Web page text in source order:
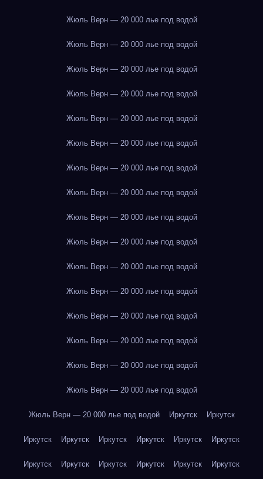
Жюль Верн — 20 000 лье под водой
Жюль Верн — 20 000 лье под водой
Жюль Верн — 20 000 лье под водой
Жюль Верн — 20 000 лье под водой
Жюль Верн — 20 000 лье под водой
Жюль Верн — 20 000 лье под водой
Жюль Верн — 20 000 лье под водой
Жюль Верн — 20 000 лье под водой
Жюль Верн — 20 000 лье под водой
Жюль Верн — 20 000 лье под водой
Жюль Верн — 20 000 лье под водой
Жюль Верн — 20 000 лье под водой
Жюль Верн — 20 000 лье под водой
Жюль Верн — 20 000 лье под водой
Жюль Верн — 20 000 лье под водой
Жюль Верн — 20 000 лье под водой
Жюль Верн — 20 000 лье под водой Иркутск Иркутск
Иркутск Иркутск Иркутск Иркутск Иркутск Иркутск
Иркутск Иркутск Иркутск Иркутск Иркутск Иркутск